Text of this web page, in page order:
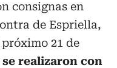
consignas en
de Espriella,
21 de
realizaron con